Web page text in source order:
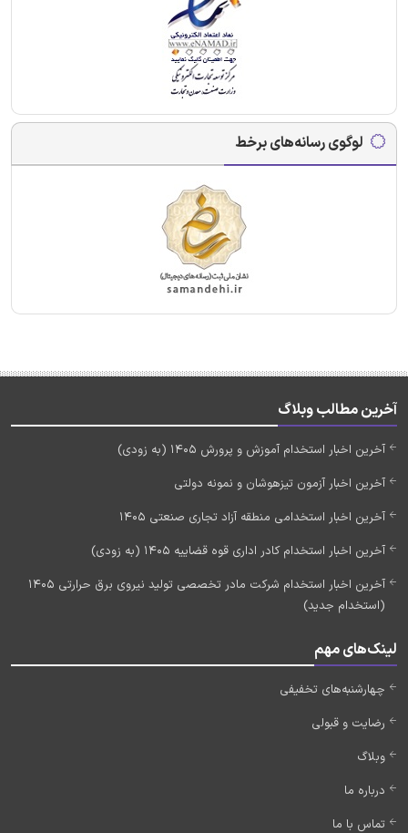
لوگوی رسانه‌های برخط
آخرین مطالب وبلاگ
آخرین اخبار استخدام آموزش و پرورش 1405 (به زودی)
آخرین اخبار آزمون تیزهوشان و نمونه دولتی
آخرین اخبار استخدامی منطقه آزاد تجاری صنعتی 1405
آخرین اخبار استخدام کادر اداری قوه قضاییه 1405 (به زودی)
آخرین اخبار استخدام شرکت مادر تخصصی تولید نیروی برق حرارتی 1405
(استخدام جدید)
لینک‌های مهم
چهارشنبه‌های تخفیفی
رضایت و قبولی
وبلاگ
درباره ما
تماس با ما